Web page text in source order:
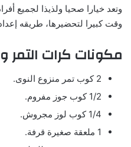
وتعد خيارا صحيا ولذيذا لجميع
وقت كبيرا لتحضيرها، طريقه
مكونات كرات التمر
2 كوب تمر منزوع النوى.
1/2 كوب جوز مفروم.
1/4 كوب لوز مجروش.
1 ملعقة صغيرة قرفة.